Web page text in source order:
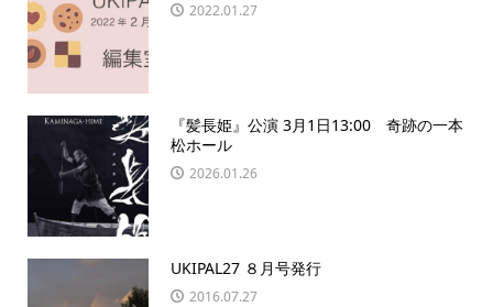
2022.01.27
『髪長姫』公演 3月1日13:00 奇跡の一本
松ホール
2026.01.26
UKIPAL27 ８月号発行
2016.07.27